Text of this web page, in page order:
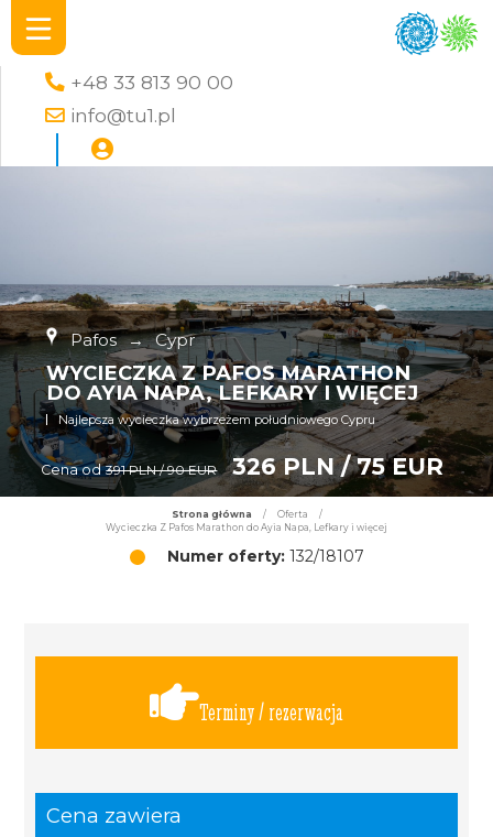
+48 33 813 90 00
info@tu1.pl
Pafos → Cypr
WYCIECZKA Z PAFOS MARATHON
DO AYIA NAPA, LEFKARY I WIĘCEJ
Najlepsza wycieczka wybrzeżem południowego Cypru
Cena od 391 PLN / 90 EUR 326 PLN / 75 EUR
Strona główna / Oferta
/
Wycieczka Z Pafos Marathon do Ayia Napa, Lefkary i więcej
Numer oferty:132/18107
Terminy / rezerwacja
Cena zawiera